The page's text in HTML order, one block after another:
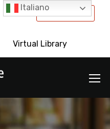
International
Virtual Library
Italiano